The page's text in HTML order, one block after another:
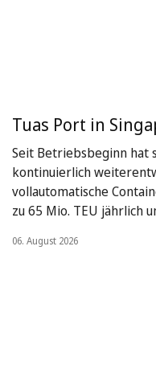
Tuas Port in
Seit Betriebsbeginn hat
kontinuierlich
vollautomatische
zu 65 Mio. TEU jährlich
06. August 2026